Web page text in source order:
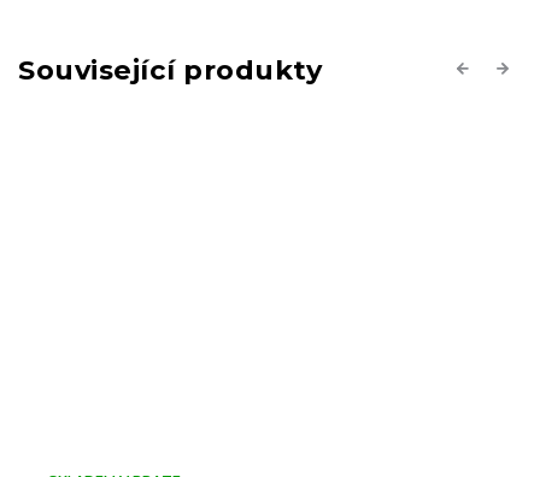
Související produkty Previous
Next